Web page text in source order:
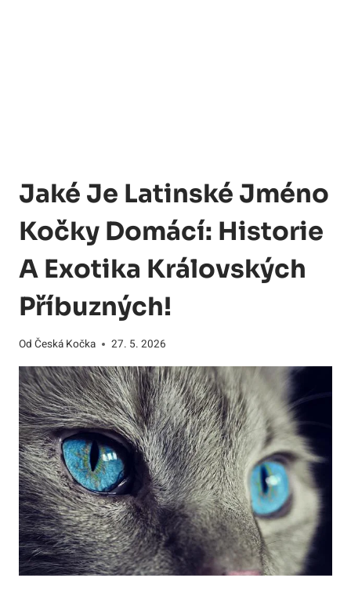
Jaké Je Latinské Jméno
Kočky Domácí: Historie
A Exotika Královských
Příbuzných!
Od Česká Kočka 27. 5. 2026